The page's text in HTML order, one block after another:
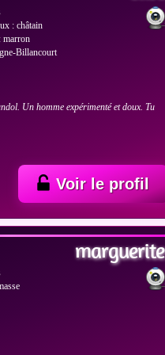
: châtain
marron
Billancourt
Un homme expérimenté et doux. Tu
Voir le profil
marguerite